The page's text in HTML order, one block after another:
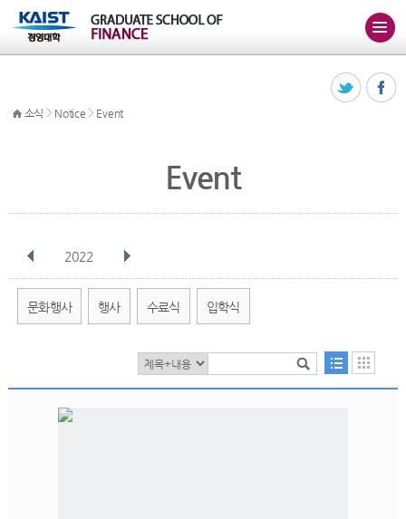
소식 > Notice > Event
Event
2022
전체 1월 2월 4월 5월 6월
문화행사 행사 수료식 입학식